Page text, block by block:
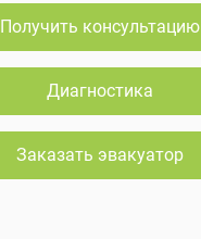
Получить консультацию
Диагностика
Заказать эвакуатор